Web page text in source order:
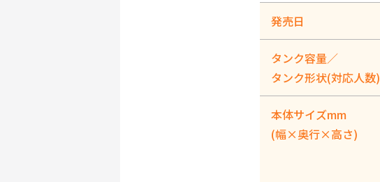
発売日
タンク容量／
タンク形状(対応人数)
本体サイズmm
(幅×奥行×高さ)